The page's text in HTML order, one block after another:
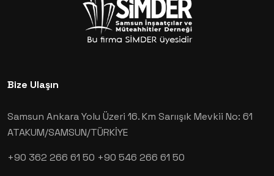
Bize Ulaşın
Samsun Ankara Yolu Üzeri 16. Km Sarıışık Mevkii No: 61
ATAKUM/SAMSUN/TÜRKİYE
+90 362 266 61 50 +90 546 266 61 50